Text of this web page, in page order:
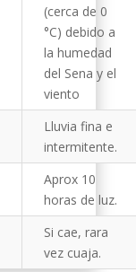
(cerca de 0
°C) debido a
la humedad
del Sena y el
viento
Lluvia fina e
intermitente.
Aprox 10
horas de luz.
Si cae, rara
vez cuaja.